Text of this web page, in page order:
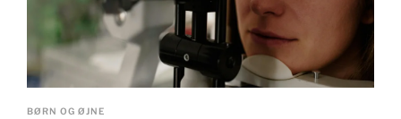
BØRN OG ØJNE